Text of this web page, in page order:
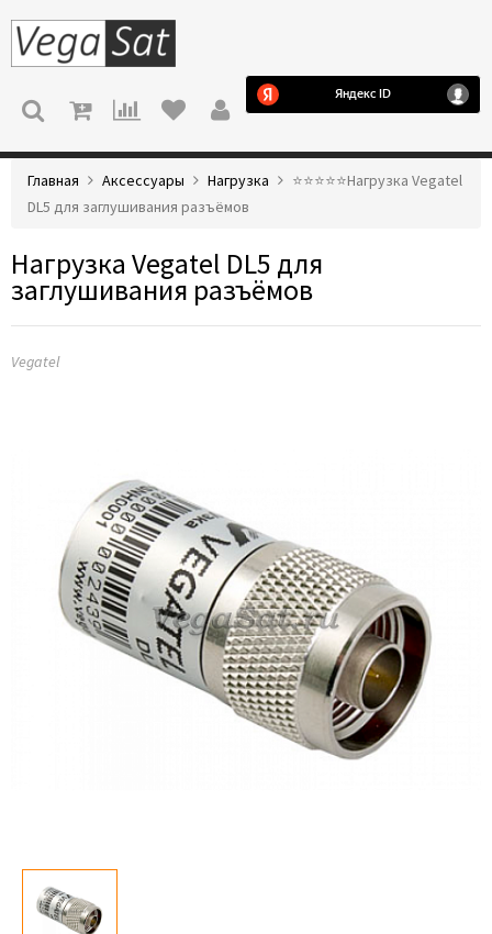
МЕНЮ
Главная Аксессуары Нагрузка
⭐️⭐️⭐️⭐️⭐️Нагрузка Vegatel
DL5 для заглушивания разъёмов
Нагрузка Vegatel DL5 для
заглушивания разъёмов
Vegatel